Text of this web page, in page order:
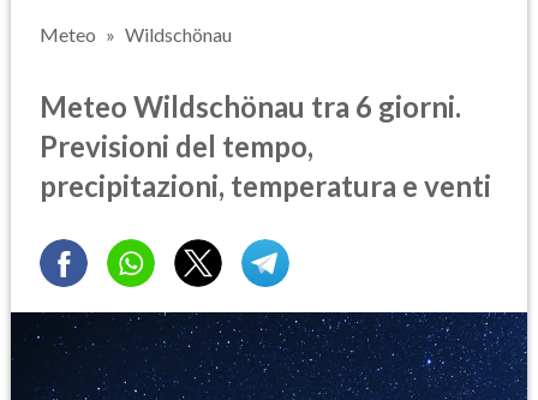
Meteo Wildschönau
Meteo Wildschönau tra 6 giorni.
Previsioni del tempo,
precipitazioni, temperatura e venti